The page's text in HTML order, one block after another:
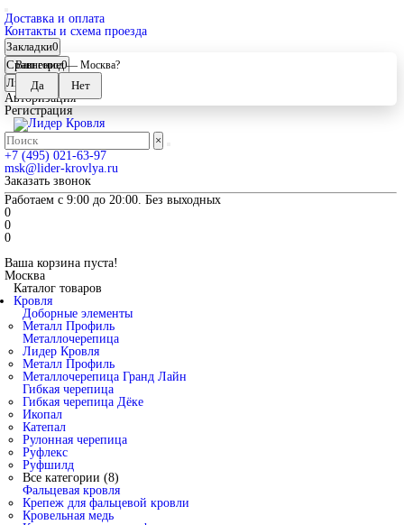
Доставка и оплата
Контакты и схема проезда
Закладки0
Сравнение0
Личный кабинет
Авторизация
Регистрация
×
+7 (495) 021-63-97
msk@lider-krovlya.ru
Заказать звонок
Работаем с 9:00 до 20:00. Без выходных
0
0
0
Ваша корзина пуста!
Москва
Ваш город — Москва?
Каталог товаров
Кровля
Доборные элементы
Металл Профиль
Металлочерепица
Лидер Кровля
Металл Профиль
Металлочерепица Гранд Лайн
Гибкая черепица
Гибкая черепица Дёке
Икопал
Катепал
Рулонная черепица
Руфлекс
Руфшилд
Все категории (8)
Фальцевая кровля
Крепеж для фальцевой кровли
Кровельная медь